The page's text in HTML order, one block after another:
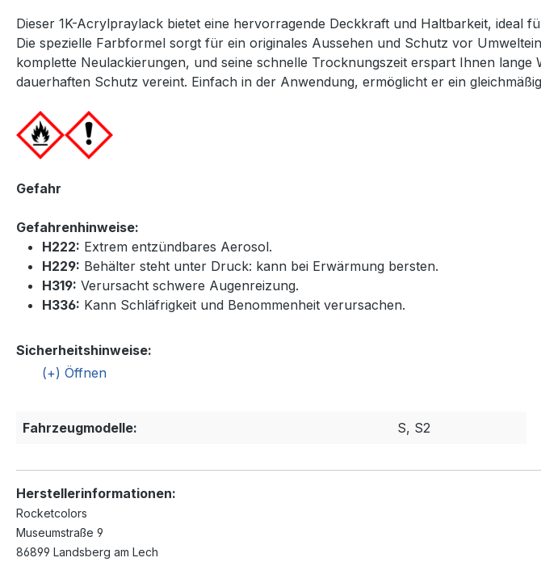
Dieser 1K-Acrylpraylack bietet eine hervorragende Deckkraft und Haltbarkeit, ideal
Die spezielle Farbformel sorgt für ein originales Aussehen und Schutz vor
komplette Neulackierungen, und seine schnelle Trocknungszeit erspart Ihnen
dauerhaften Schutz vereint. Einfach in der Anwendung, ermöglicht er ein
Gefahr
Gefahrenhinweise:
H222: Extrem entzündbares Aerosol.
H229: Behälter steht unter Druck: kann bei Erwärmung bersten.
H319: Verursacht schwere Augenreizung.
H336: Kann Schläfrigkeit und Benommenheit verursachen.
Sicherheitshinweise:
Fahrzeugmodelle: S, S2
Herstellerinformationen:
Rocketcolors
Museumstraße 9
86899 Landsberg am Lech